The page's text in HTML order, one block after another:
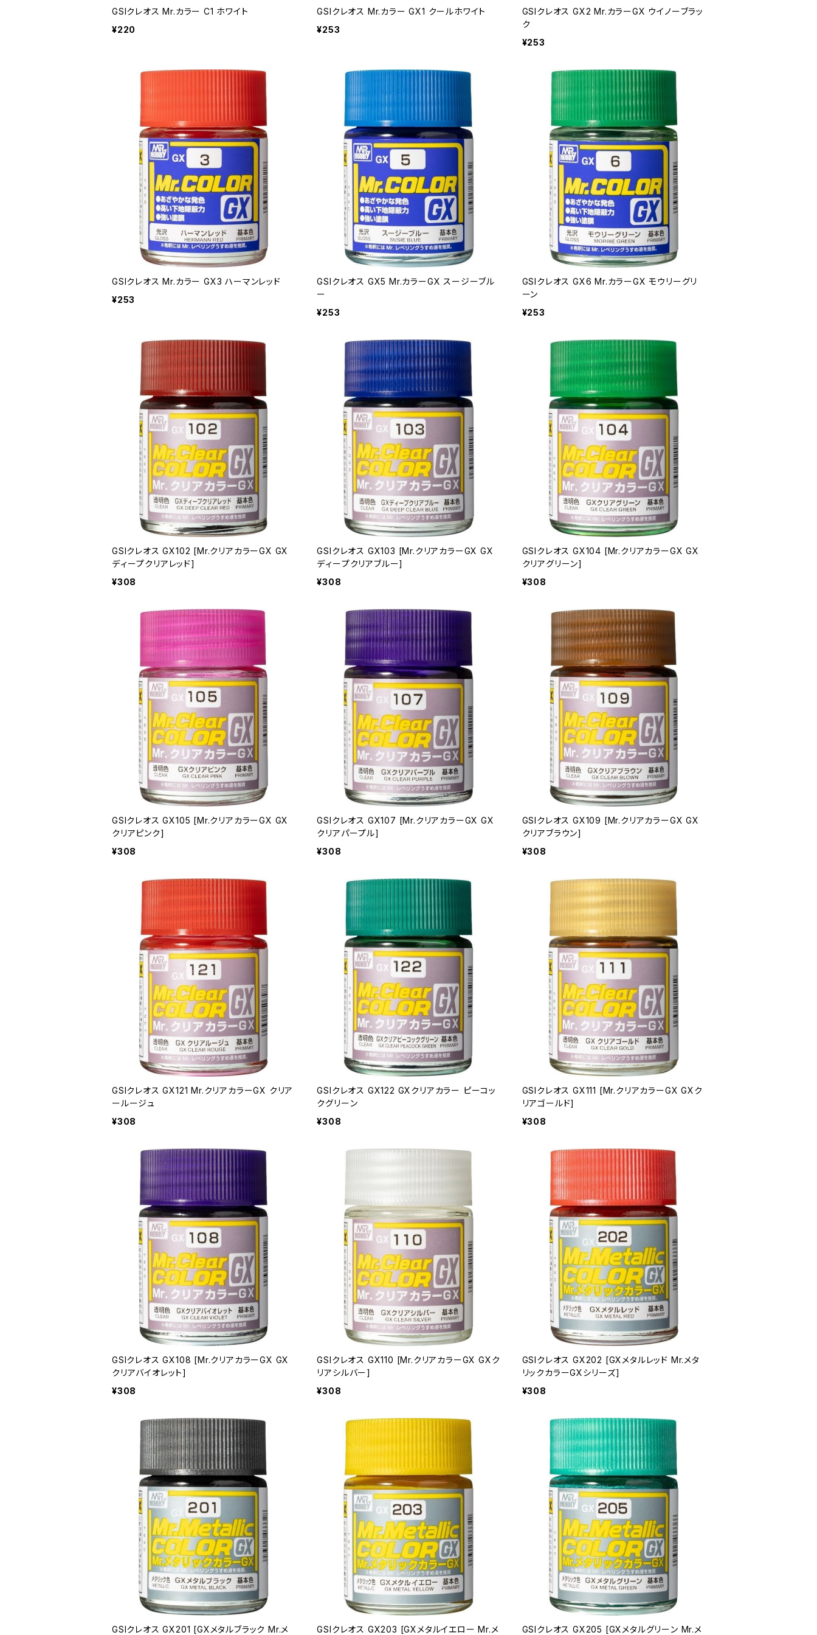
GSIクレオス Mr.カラー C1 ホワイト
¥220
GSIクレオス Mr.カラー GX1 クールホワイト
¥253
GSIクレオス GX2 Mr.カラーGX ウイノーブラッ
ク
¥253
GSIクレオス Mr.カラー GX3 ハーマンレッド
¥253
GSIクレオス GX5 Mr.カラーGX スージーブル
ー
¥253
GSIクレオス GX6 Mr.カラーGX モウリーグリ
ーン
¥253
GSIクレオス GX102 [Mr.クリアカラーGX GX
ディープクリアレッド]
¥308
GSIクレオス GX103 [Mr.クリアカラーGX GX
ディープクリアブルー]
¥308
GSIクレオス GX104 [Mr.クリアカラーGX GX
クリアグリーン]
¥308
GSIクレオス GX105 [Mr.クリアカラーGX GX
クリアピンク]
¥308
GSIクレオス GX107 [Mr.クリアカラーGX GX
クリアパープル]
¥308
GSIクレオス GX109 [Mr.クリアカラーGX GX
クリアブラウン]
¥308
GSIクレオス GX121 Mr.クリアカラーGX クリア
ールージュ
¥308
GSIクレオス GX122 GXクリアカラー ピーコッ
クグリーン
¥308
GSIクレオス GX111 [Mr.クリアカラーGX GXク
リアゴールド]
¥308
GSIクレオス GX108 [Mr.クリアカラーGX GX
クリアバイオレット]
¥308
GSIクレオス GX110 [Mr.クリアカラーGX GXク
リアシルバー]
¥308
GSIクレオス GX202 [GXメタルレッド Mr.メタ
リックカラーGXシリーズ]
¥308
GSIクレオス GX201 [GXメタルブラック Mr.メ GSIクレオス GX203 [GXメタルイエロー Mr.メ GSIクレオス GX205 [GXメタルグリーン Mr.メ